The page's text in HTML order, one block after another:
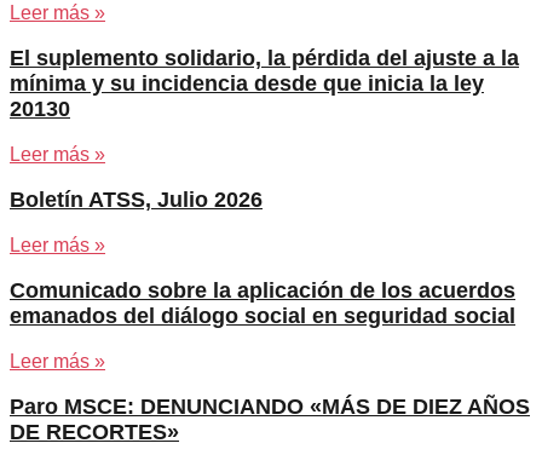
Leer más »
El suplemento solidario, la pérdida del ajuste a la
mínima y su incidencia desde que inicia la ley
20130
Leer más »
Boletín ATSS, Julio 2026
Leer más »
Comunicado sobre la aplicación de los acuerdos
emanados del diálogo social en seguridad social
Leer más »
Paro MSCE: DENUNCIANDO «MÁS DE DIEZ AÑOS
DE RECORTES»